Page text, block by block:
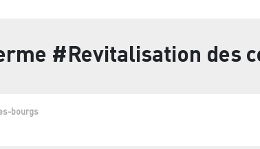
#Revitalisation des
bourgs